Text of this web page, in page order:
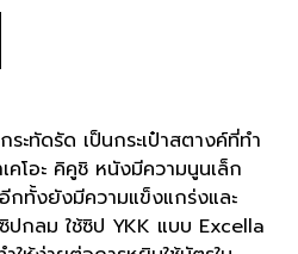
ะทัดรัด เป็นกระเป๋าสตางค์ที่ทำ
โอะ คิคูชิ หนังมีความนูนเล็ก
กทั้งยังมีความแข็งแกร่งและ
ปกลม ใช้ซิป YKK แบบ Excella